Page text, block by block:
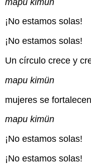
¡No estamos solas!
¡No estamos solas!
Un círculo crece y
mapu kimün
mujeres se fortalecen
mapu kimün
¡No estamos solas!
¡No estamos solas!